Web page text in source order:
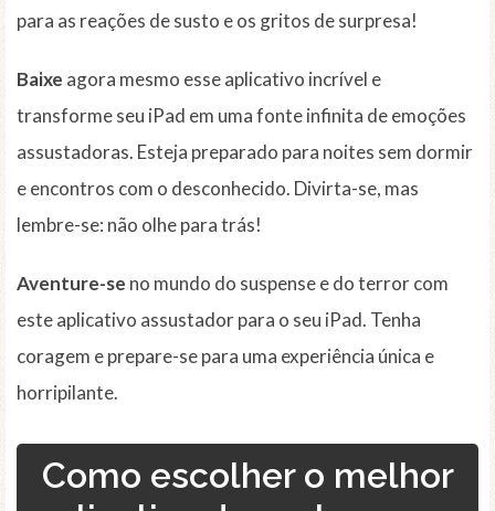
para as reações de susto e os gritos de surpresa!
Baixe agora mesmo esse aplicativo incrível e
transforme seu iPad em uma fonte infinita de emoções
assustadoras. Esteja preparado para noites sem dormir
e encontros com o desconhecido. Divirta-se, mas
lembre-se: não olhe para trás!
Aventure-se no mundo do suspense e do terror com
este aplicativo assustador para o seu iPad. Tenha
coragem e prepare-se para uma experiência única e
horripilante.
Como escolher o melhor